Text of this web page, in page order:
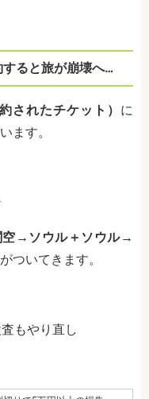
ると旅が崩壊へ…
されたチケット） に
ます。
空→ソウル＋ソウル→
ついてきます。
もやり直し